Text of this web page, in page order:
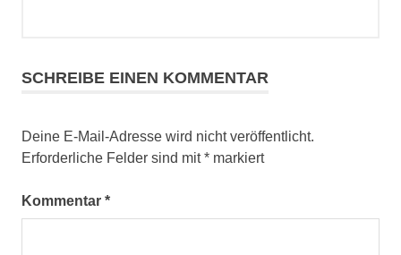
SCHREIBE EINEN KOMMENTAR
Deine E-Mail-Adresse wird nicht veröffentlicht.
Erforderliche Felder sind mit* markiert
Kommentar *